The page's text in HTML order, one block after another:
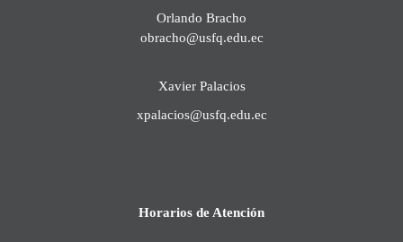
Orlando Bracho
obracho@usfq.edu.ec
Xavier Palacios
xpalacios@usfq.edu.ec
Horarios de Atención